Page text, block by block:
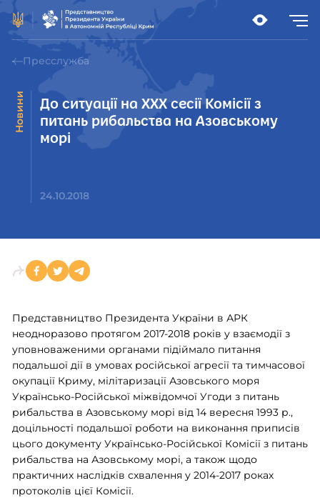
Пресслужба
Новини
До ситуації на ХХХ сесії Комісії з
питань рибальства на Азовському
морі
24.10.2018
Представництво Президента України в АРК
неодноразово протягом 2017-2018 років у взаємодії з
уповноваженими органами підіймало питання
подальшої дії в умовах російської агресії та тимчасової
окупації Криму, мілітаризації Азовського моря
Українсько-Російської міжвідомчої Угоди з питань
рибальства в Азовському морі від 14 вересня 1993 р.,
доцільності подальшої роботи на виконання приписів
цього документу Українсько-Російської Комісії з питань
рибальства на Азовському морі, а також щодо
практичних наслідків схвалення у 2014-2017 роках
протоколів цієї Комісії.